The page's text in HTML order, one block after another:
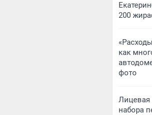
200
как
фото
Лицевая
набора